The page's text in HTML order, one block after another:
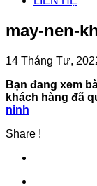
may-nen-
14 Tháng Tư,
Bạn đang xem
khách hàng đã
ninh
Share !